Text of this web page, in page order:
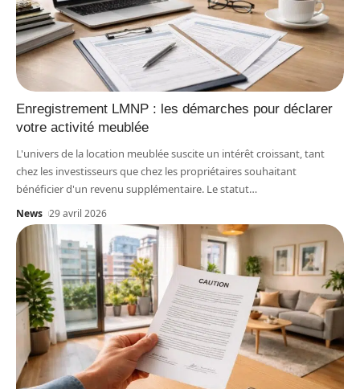
Enregistrement LMNP : les démarches pour déclarer
votre activité meublée
L'univers de la location meublée suscite un intérêt croissant, tant
chez les investisseurs que chez les propriétaires souhaitant
bénéficier d'un revenu supplémentaire. Le statut…
News 29 avril 2026